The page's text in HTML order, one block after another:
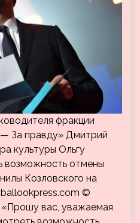
фракции
За правду» Дмитрий
культуры Ольгу
отмены
Козловского на
©
вас, уважаемая